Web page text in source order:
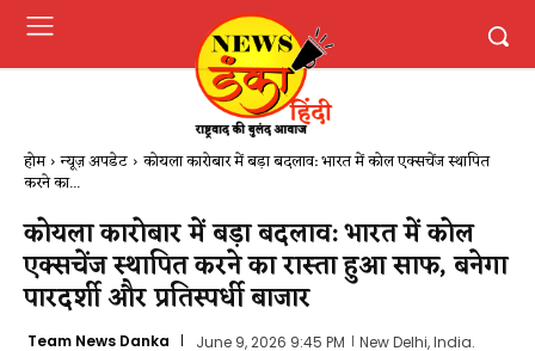
होम न्यूज़ अपडेट कोयला कारोबार में बड़ा बदलाव: भारत में कोल एक्सचेंज स्थापित
करने का...
कोयला कारोबार में बड़ा बदलाव: भारत में कोल
एक्सचेंज स्थापित करने का रास्ता हुआ साफ, बनेगा
पारदर्शी और प्रतिस्पर्धी बाजार
Team News Danka June 9, 2026 9:45 PM New Delhi, India.